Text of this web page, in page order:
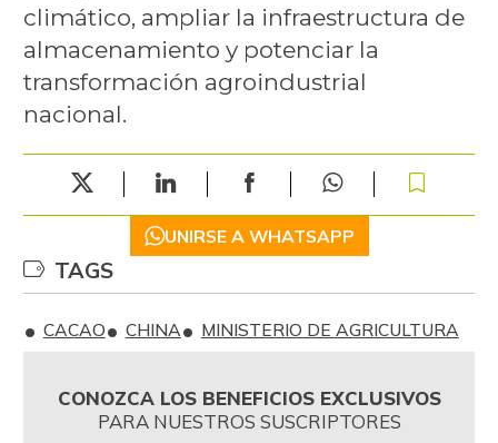
climático, ampliar la infraestructura de
almacenamiento y potenciar la
transformación agroindustrial
nacional.
UNIRSE A WHATSAPP
TAGS
CACAO CHINA MINISTERIO DE AGRICULTURA
CONOZCA LOS BENEFICIOS EXCLUSIVOS
PARA NUESTROS SUSCRIPTORES